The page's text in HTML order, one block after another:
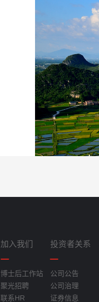
加入我们
博士后工作站
聚光招聘
联系HR
投资者关系
公司公告
公司治理
证券信息